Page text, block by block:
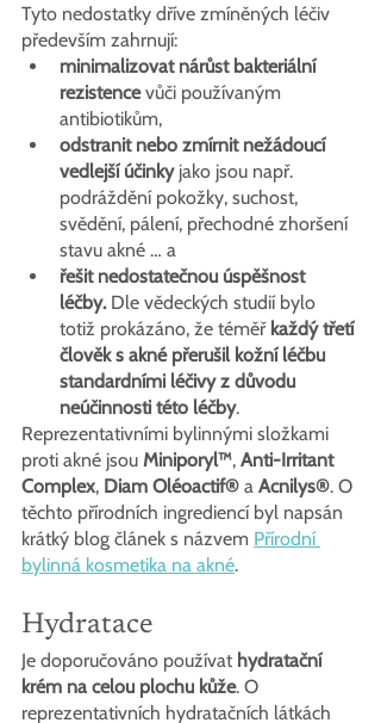
Tyto nedostatky dříve zmíněných léčiv
především zahrnují:
minimalizovat nárůst bakteriální
rezistence vůči používaným
antibiotikům,
odstranit nebo zmírnit nežádoucí
vedlejší účinky jako jsou např.
podráždění pokožky, suchost,
svědění, pálení, přechodné zhoršení
stavu akné … a
řešit nedostatečnou úspěšnost
léčby. Dle vědeckých studií bylo
totiž prokázáno, že téměř každý třetí
člověk s akné přerušil kožní léčbu
standardními léčivy z důvodu
neúčinnosti této léčby.
Reprezentativními bylinnými složkami
proti akné jsou Miniporyl™, Anti-Irritant
Complex, Diam Oléoactif® a Acnilys®. O
těchto přírodních ingrediencí byl napsán
krátký blog článek s názvem Přírodní
bylinná kosmetika na akné.
Hydratace
Je doporučováno používat hydratační
krém na celou plochu kůže. O
reprezentativních hydratačních látkách